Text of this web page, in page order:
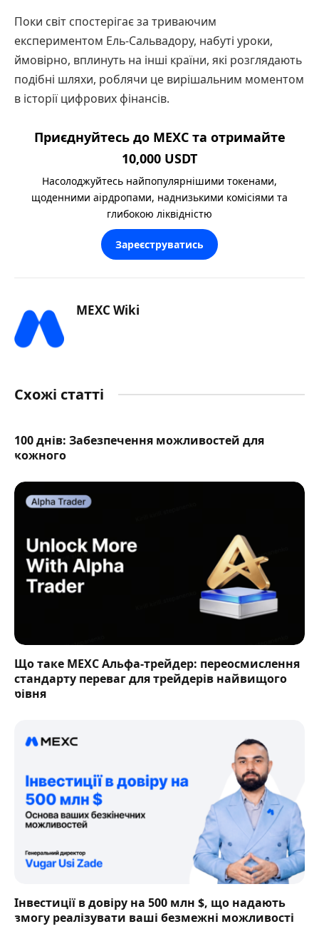
Поки світ спостерігає за триваючим
експериментом Ель-Сальвадору, набуті уроки,
ймовірно, вплинуть на інші країни, які розглядають
подібні шляхи, роблячи це вирішальним моментом
в історії цифрових фінансів.
Приєднуйтесь до MEXC та отримайте
10,000 USDT
Насолоджуйтесь найпопулярнішими токенами,
щоденними аірдропами, наднизькими комісіями та
глибокою ліквідністю
Зареєструватись
MEXC Wiki
Схожі статті
100 днів: Забезпечення можливостей для
кожного
Що таке MEXC Альфа-трейдер: переосмислення
стандарту переваг для трейдерів найвищого
рівня
Інвестиції в довіру на 500 млн $, що надають
змогу реалізувати ваші безмежні можливості